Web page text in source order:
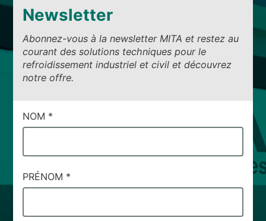
Newsletter
Abonnez-vous à la newsletter MITA et restez au
courant des solutions techniques pour le
refroidissement industriel et civil et découvrez
notre offre.
CAMPI
DI
#5
NOM *
PRÉNOM *